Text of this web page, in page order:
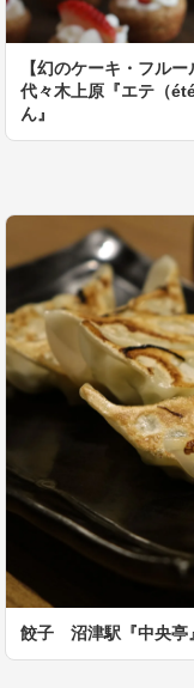
【幻のケーキ・フル
代々木上原『エテ（
ん』
餃子 沼津駅『中央亭